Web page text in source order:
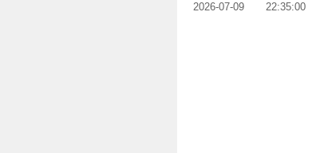
2026-07-09 22:35:00